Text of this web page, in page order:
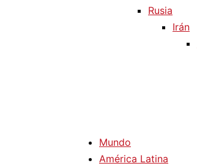
Rusia
Irán
Mundo
América Latina